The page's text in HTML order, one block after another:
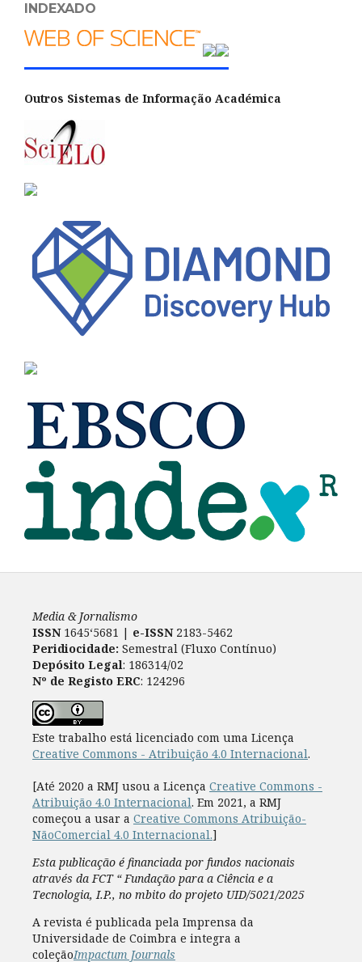
INDEXADO
Outros Sistemas de Informação Académica
Media & Jornalismo
ISSN 1645‘5681 | e-ISSN2183-5462
Peridiocidade: Semestral (Fluxo Contínuo)
Depósito Legal: 186314/02
Nº de Registo ERC: 124296
Este trabalho está licenciado com uma Licença
Creative Commons - Atribuição 4.0 Internacional.
[Até 2020 a RMJ usou a Licença Creative Commons -
Atribuição 4.0 Internacional. Em 2021, a RMJ
começou a usar a Creative Commons Atribuição-
NãoComercial 4.0 Internacional.]
Esta publicação é financiada por fundos nacionais
através da FCT “ Fundação para a Ciência e a
Tecnologia, I.P., no mbito do projeto UID/5021/2025
A revista é publicada pela Imprensa da
Universidade de Coimbra e integra a
coleçãoImpactum Journals